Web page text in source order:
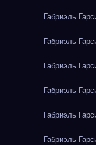
Габриэль
Габриэль
Габриэль
Габриэль
Габриэль
Габриэль